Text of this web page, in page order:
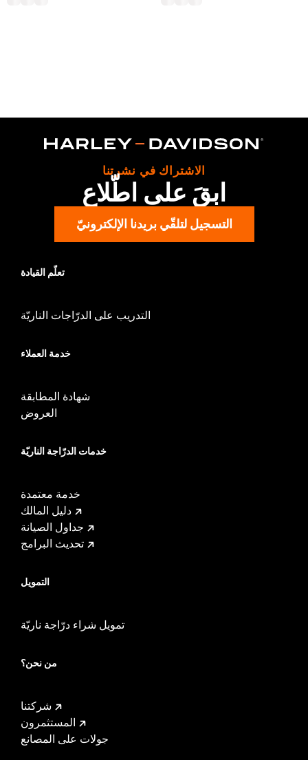
الاشتراك في نشرتنا
ابقَ على اطّلاع
التسجيل لتلقّي بريدنا الإلكترونيّ
تعلّم القيادة
التدريب على الدرّاجات الناريّة
خدمة العملاء
شهادة المطابقة
العروض
خدمات الدرّاجة الناريّة
خدمة معتمدة
دليل المالك
جداول الصيانة
تحديث البرامج
التمويل
تمويل شراء درّاجة ناريّة
من نحن؟
شركتنا
المستثمرون
جولات على المصانع